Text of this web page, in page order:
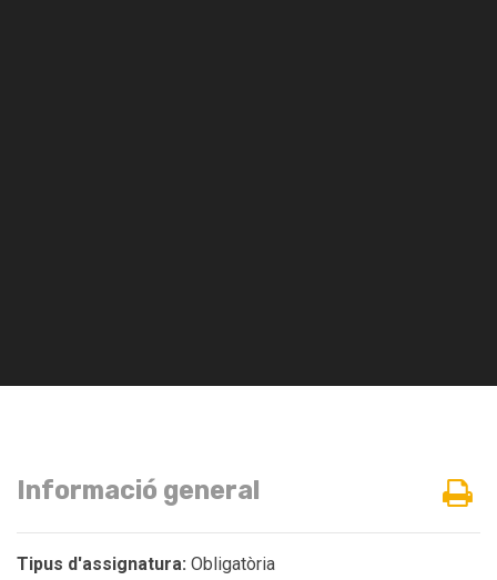
Informació general
Tipus d'assignatura: Obligatòria